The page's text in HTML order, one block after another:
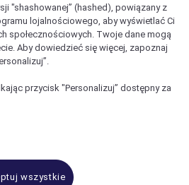
"shashowanej” (hashed), powiązany z
lojalnościowego, aby wyświetlać Ci
społecznościowych. Twoje dane mogą
Aby dowiedzieć się więcej, zapoznaj
przycisk "Personalizuj” dostępny za
wszystkie